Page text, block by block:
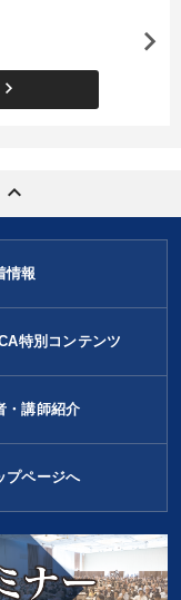
keyboard_arrow_right
keyboard_arrow_up
情報
特別コンテンツ
・講師紹介
プページへ